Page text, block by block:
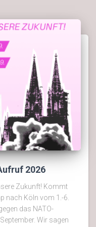
2026
Zukunft! Kommt
nach Köln vom 1.-6.
das NATO-
Wir sagen